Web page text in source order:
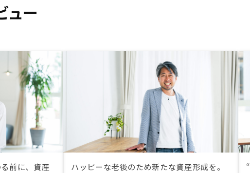
です。投資にリスクは付き物なの
営業担当の方は20代後半で、年齢
が近いにも関わらず話し方や相手の
話の聞き方が非常に上手で、自分の
仕事に活かすために面談中にメモを
とって参考にしていました(笑) 尊敬
•信頼できる方だったので、今後も
末永くお付き合いしていきたいと思
います。面談の際にベルフェイスを
使用していましたが、使用感があま
り良くなかったのでZOOMなどのツ
ールを使用して頂けると良いと思い
ます。
ュー
前に、資産
ハッピーな老後のため新たな資産形成を。